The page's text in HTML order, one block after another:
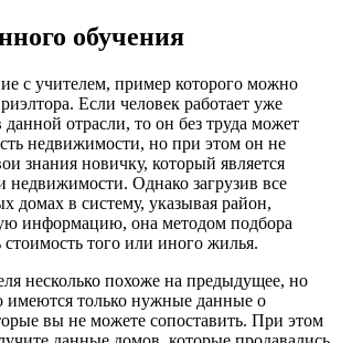
обучения
с учителем, пример которого можно
Если человек работает уже
данной отрасли, то он без труда может
недвижимости, но при этом он не
знания новичку, который является
недвижимости. Однако загрузив все
домах в систему, указывая район,
информацию, она методом подбора
того или иного жилья.
несколько похоже на предыдущее, но
имеются только нужные данные о
вы не можете сопоставить. При этом